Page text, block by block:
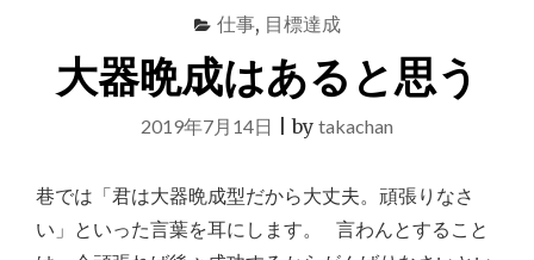
出
地
蔵
尊
世
の
パ
仕事, 目標達成
大器晩成はあると思う
2019年7月14日 |by takachan
巷では「君は大器晩成型だから大丈夫。頑張りなさ
い」といった言葉を耳にします。 言わんとすること